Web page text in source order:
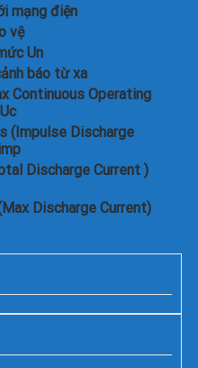
current: 20kA (8/20μs)
150~600 kA per phase
modules
HSMTMOV(Imax:75kA)
rating SCCR: 200kArms –
Sine Wave Tracking ( bộ lọc
from 10kHz to 100MHz
failure indication
Audible alarm, beep while
xa With remote Alarm
counter
mạng điện
vệ
Un
báo từ xa
Continuous Operating
(Impulse Discharge
Discharge Current )
Discharge Current)